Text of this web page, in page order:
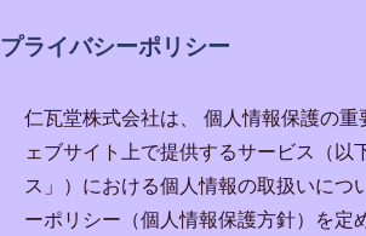
プライバシーポリシー
仁瓦堂株式会社は、 個人情報保護の重
ェブサイト上で提供するサービス（以
ス」）における個人情報の取扱いにつ
ーポリシー（個人情報保護方針）を定